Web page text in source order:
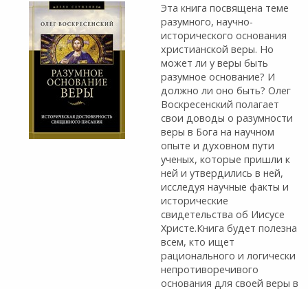
Эта книга посвящена теме
разумного, научно-
исторического основания
христианской веры. Но
может ли у веры быть
разумное основание? И
должно ли оно быть? Олег
Воскресенский полагает
свои доводы о разумности
веры в Бога на научном
опыте и духовном пути
ученых, которые пришли к
ней и утвердились в ней,
исследуя научные факты и
исторические
свидетельства об Иисусе
Христе.Книга будет полезна
всем, кто ищет
рационального и логически
непротиворечивого
основания для своей веры в